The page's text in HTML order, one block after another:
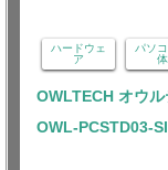
ハードウェ
ア
パソ
体
OWLTECH オウル
OWL-PCSTD03-SI